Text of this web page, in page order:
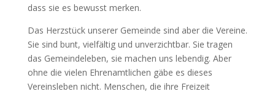
dass sie es bewusst merken.
Das Herzstück unserer Gemeinde sind aber die Vereine.
Sie sind bunt, vielfältig und unverzichtbar. Sie tragen
das Gemeindeleben, sie machen uns lebendig. Aber
ohne die vielen Ehrenamtlichen gäbe es dieses
Vereinsleben nicht. Menschen, die ihre Freizeit